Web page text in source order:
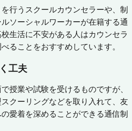
行うスクールカウンセラーや、制
ソーシャルワーカーが在籍する通
生活に不安がある人はカウンセラ
ることをおすすめしています。
工夫
授業や試験を受けるものですが、
クーリングなどを取り入れて、友
愛着を深めることができる通信制